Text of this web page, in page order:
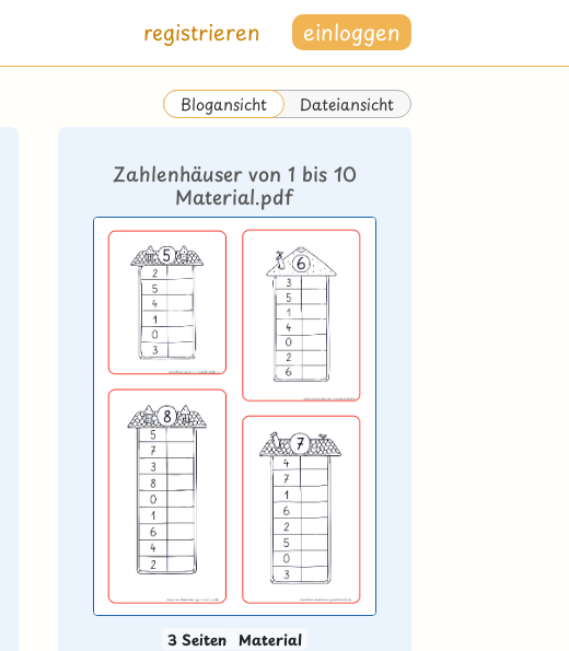
registrieren einloggen
Blogansicht Dateiansicht
Zahlenhäuser von 1 bis 10
Material.pdf
3 Seiten Material